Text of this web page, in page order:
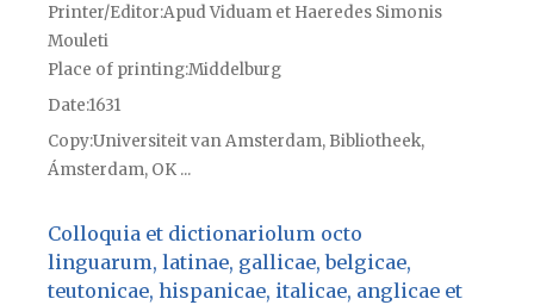
Printer/Editor Apud Viduam et Haeredes Simonis
Mouleti
Place of printingMiddelburg
Date1631
CopyUniversiteit van Amsterdam, Bibliotheek,
Ámsterdam, OK ...
Colloquia et dictionariolum octo
linguarum, latinae, gallicae, belgicae,
teutonicae, hispanicae, italicae, anglicae et